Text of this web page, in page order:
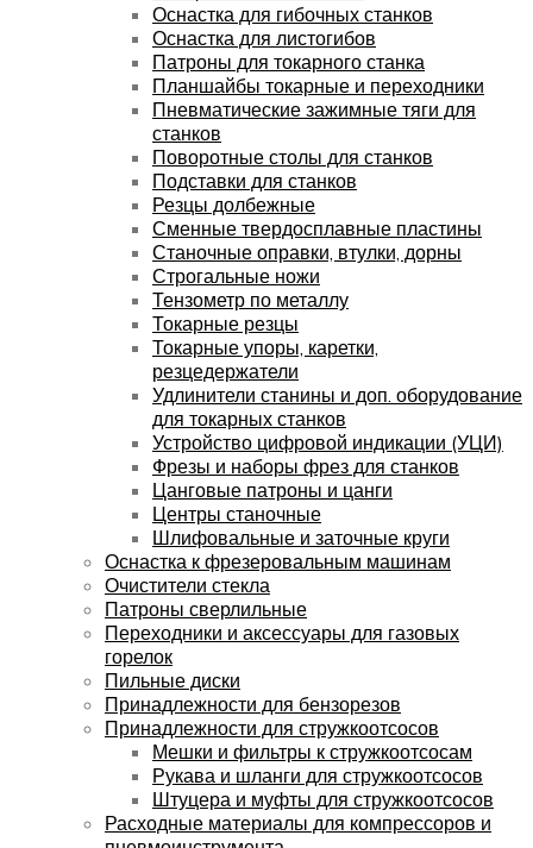
Оснастка для гибочных станков
Оснастка для листогибов
Патроны для токарного станка
Планшайбы токарные и переходники
Пневматические зажимные тяги для
станков
Поворотные столы для станков
Подставки для станков
Резцы долбежные
Сменные твердосплавные пластины
Станочные оправки, втулки, дорны
Строгальные ножи
Тензометр по металлу
Токарные резцы
Токарные упоры, каретки,
резцедержатели
Удлинители станины и доп. оборудование
для токарных станков
Устройство цифровой индикации (УЦИ)
Фрезы и наборы фрез для станков
Цанговые патроны и цанги
Центры станочные
Шлифовальные и заточные круги
Оснастка к фрезеровальным машинам
Очистители стекла
Патроны сверлильные
Переходники и аксессуары для газовых
горелок
Пильные диски
Принадлежности для бензорезов
Принадлежности для стружкоотсосов
Мешки и фильтры к стружкоотсосам
Рукава и шланги для стружкоотсосов
Штуцера и муфты для стружкоотсосов
Расходные материалы для компрессоров и